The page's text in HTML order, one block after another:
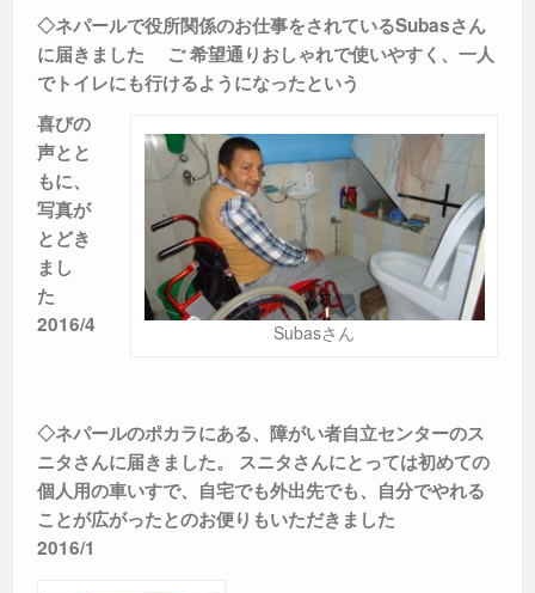
◇ネパールで役所関係のお仕事をされているSubasさん
に届きました ご希望通りおしゃれで使いやすく、一人
でトイレにも行けるようになったという
Subasさん
喜びの
声とと
もに、
写真が
とどき
まし
た
2016/4
◇ネパールのポカラにある、障がい者自立センターのス
ニタさんに届きました。
スニタさんにとっては初めての
個人用の車いすで、自宅でも外出先でも、自分でやれる
ことが広がったとのお便りもいただきました
2016/1